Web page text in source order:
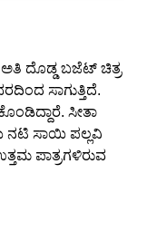
ಅತಿ ದೊಡ್ಡ ಬಜೆಟ್ ಚಿತ್ರ
ಸಾಗುತ್ತಿದೆ.
ಸೀತಾ
ನಟಿ ಸಾಯಿ ಪಲ್ಲವಿ
ಪಾತ್ರಗಳಿರುವ